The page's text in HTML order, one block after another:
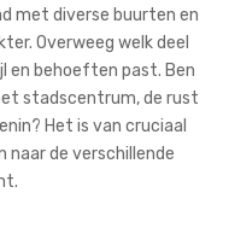
met diverse buurten en
Overweeg welk deel
en behoeften past. Ben
stadscentrum, de rust
Het is van cruciaal
naar de verschillende